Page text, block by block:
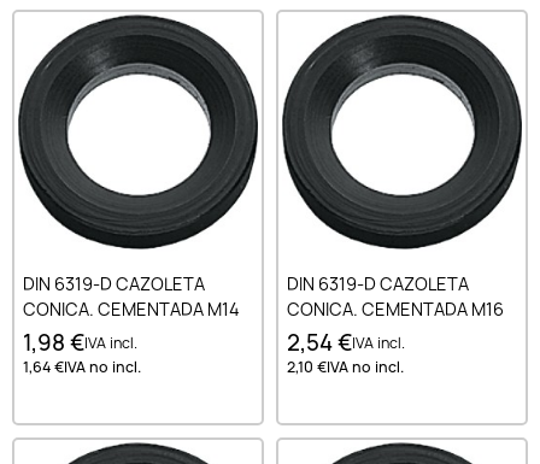
DIN 6319-D CAZOLETA
CONICA. CEMENTADA M14
1,98 €IVA incl.
1,64 €IVA no incl.
DIN 6319-D CAZOLETA
CONICA. CEMENTADA M16
2,54 €IVA incl.
2,10 €IVA no incl.